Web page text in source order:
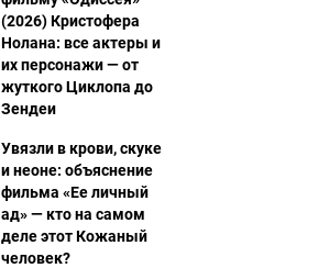
(2026) Кристофера
Нолана: все актеры и
их персонажи — от
жуткого Циклопа до
Зендеи
Увязли в крови, скуке
и неоне: объяснение
фильма «Ее личный
ад» — кто на самом
деле этот Кожаный
человек?